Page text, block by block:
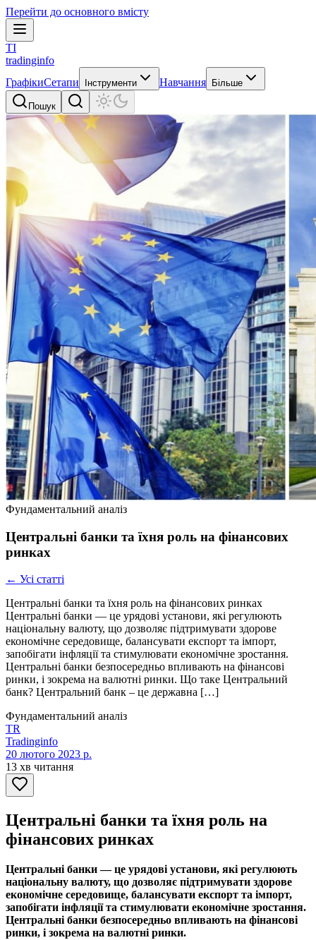
Перейти до основного вмісту
TI
tradinginfo
ГрафікиСетапи Інструменти Навчання Більше
Пошук
Фундаментальний аналіз
Центральні банки та їхня роль на фінансових
ринках
← Усі статті
Центральні банки та їхня роль на фінансових ринках
Центральні банки — це урядові установи, які регулюють
національну валюту, що дозволяє підтримувати здорове
економічне середовище, балансувати експорт та імпорт,
запобігати інфляції та стимулювати економічне зростання.
Центральні банки безпосередньо впливають на фінансові
ринки, і зокрема на валютні ринки. Що таке Центральний
банк? Центральний банк – це державна […]
Фундаментальний аналіз
TR
Tradinginfo
20 лютого 2023 р.
13 хв читання
Центральні банки та їхня роль на
фінансових ринках
Центральні банки — це урядові установи, які регулюють
національну валюту, що дозволяє підтримувати здорове
економічне середовище, балансувати експорт та імпорт,
запобігати інфляції та стимулювати економічне зростання.
Центральні банки безпосередньо впливають на фінансові
ринки, і зокрема на валютні ринки.